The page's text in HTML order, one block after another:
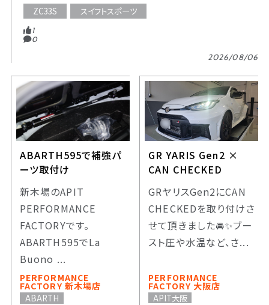
2026/08/06
ZC33S
スイフトスポーツ
1
0
ABARTH595で補強パ
ーツ取付け
新木場のAPIT
PERFORMANCE
FACTORYです。
ABARTH595でLa
Buono ...
PERFORMANCE
FACTORY 新木場店
ABARTH
GR YARIS Gen2 ×
CAN CHECKED
GRヤリスGen2にCAN
CHECKEDを取り付けさ
せて頂きました🚘️✨️ブー
スト圧や水温など、さ...
PERFORMANCE
FACTORY 大阪店
APIT大阪